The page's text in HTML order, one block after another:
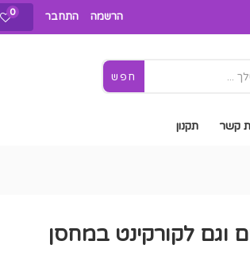
0 הרשמה התחבר
חפש
קשר תקנון
וגם לקורקינט במחסן